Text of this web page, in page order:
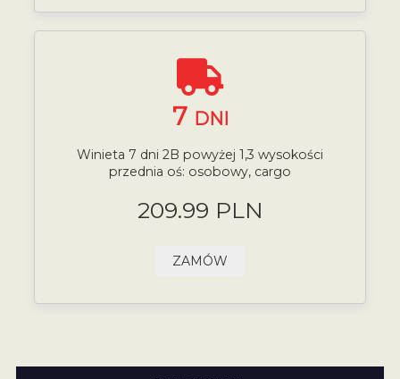
7 DNI
Winieta 7 dni 2B powyżej 1,3 wysokości
przednia oś: osobowy, cargo
209.99 PLN
ZAMÓW